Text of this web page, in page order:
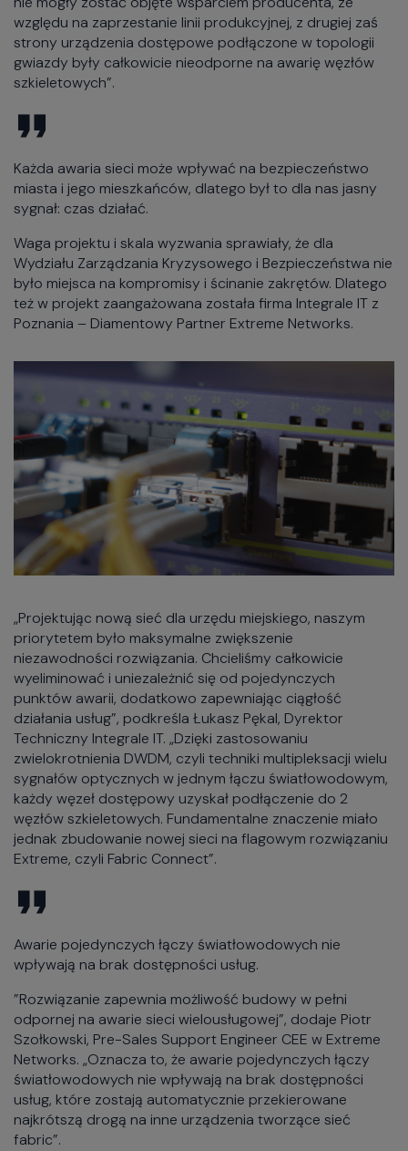
względu na zaprzestanie linii produkcyjnej, z drugiej zaś
strony urządzenia dostępowe podłączone w topologii
gwiazdy były całkowicie nieodporne na awarię węzłów
szkieletowych”.
Każda awaria sieci może wpływać na bezpieczeństwo
miasta i jego mieszkańców, dlatego był to dla nas jasny
sygnał: czas działać.
Waga projektu i skala wyzwania sprawiały, że dla
Wydziału Zarządzania Kryzysowego i Bezpieczeństwa nie
było miejsca na kompromisy i ścinanie zakrętów. Dlatego
też w projekt zaangażowana została firma Integrale IT z
Poznania – Diamentowy Partner Extreme Networks.
„Projektując nową sieć dla urzędu miejskiego, naszym
priorytetem było maksymalne zwiększenie
niezawodności rozwiązania. Chcieliśmy całkowicie
wyeliminować i uniezależnić się od pojedynczych
punktów awarii, dodatkowo zapewniając ciągłość
działania usług”, podkreśla Łukasz Pękal, Dyrektor
Techniczny Integrale IT. „Dzięki zastosowaniu
zwielokrotnienia DWDM, czyli techniki multipleksacji wielu
sygnałów optycznych w jednym łączu światłowodowym,
każdy węzeł dostępowy uzyskał podłączenie do 2
węzłów szkieletowych. Fundamentalne znaczenie miało
jednak zbudowanie nowej sieci na flagowym rozwiązaniu
Extreme, czyli Fabric Connect”.
Awarie pojedynczych łączy światłowodowych nie
wpływają na brak dostępności usług.
”Rozwiązanie zapewnia możliwość budowy w pełni
odpornej na awarie sieci wielousługowej”, dodaje Piotr
Szołkowski, Pre-Sales Support Engineer CEE w Extreme
Networks. „Oznacza to, że awarie pojedynczych łączy
światłowodowych nie wpływają na brak dostępności
usług, które zostają automatycznie przekierowane
najkrótszą drogą na inne urządzenia tworzące sieć
fabric”.